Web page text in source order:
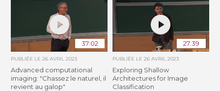
37:02
PUBLIÉE LE26 AVRIL 2023
Advanced computational
imaging: "Chassez le naturel, il
revient au galop"
27:39
PUBLIÉE LE 26 AVRIL 2023
Exploring Shallow
Architectures for Image
Classification